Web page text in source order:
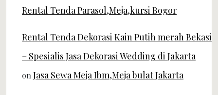
Rental Tenda Parasol,Meja,kursi Bogor
Rental Tenda Dekorasi Kain Putih merah Bekasi
– Spesialis Jasa Dekorasi Wedding di Jakarta
onJasa Sewa Meja Ibm,Meja bulat Jakarta